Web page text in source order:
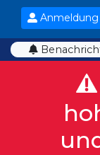
Anmeldung